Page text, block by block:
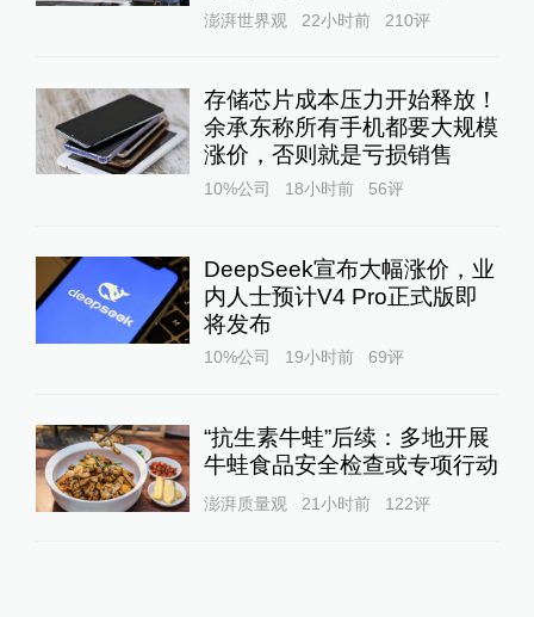
澎湃世界观 22小时前 210评
存储芯片成本压力开始释放！
余承东称所有手机都要大规模
涨价，否则就是亏损销售
10%公司 18小时前 56评
DeepSeek宣布大幅涨价，业
内人士预计V4 Pro正式版即
将发布
10%公司 19小时前 69评
“抗生素牛蛙”后续：多地开展
牛蛙食品安全检查或专项行动
澎湃质量观 21小时前 122评